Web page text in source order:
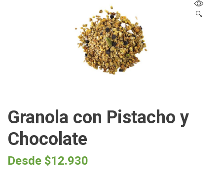
🔍
Granola con Pistacho y
Chocolate
Desde $12.930